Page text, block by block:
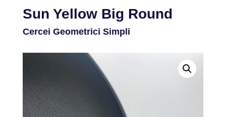
Sun Yellow Big Round
Cercei Geometrici Simpli